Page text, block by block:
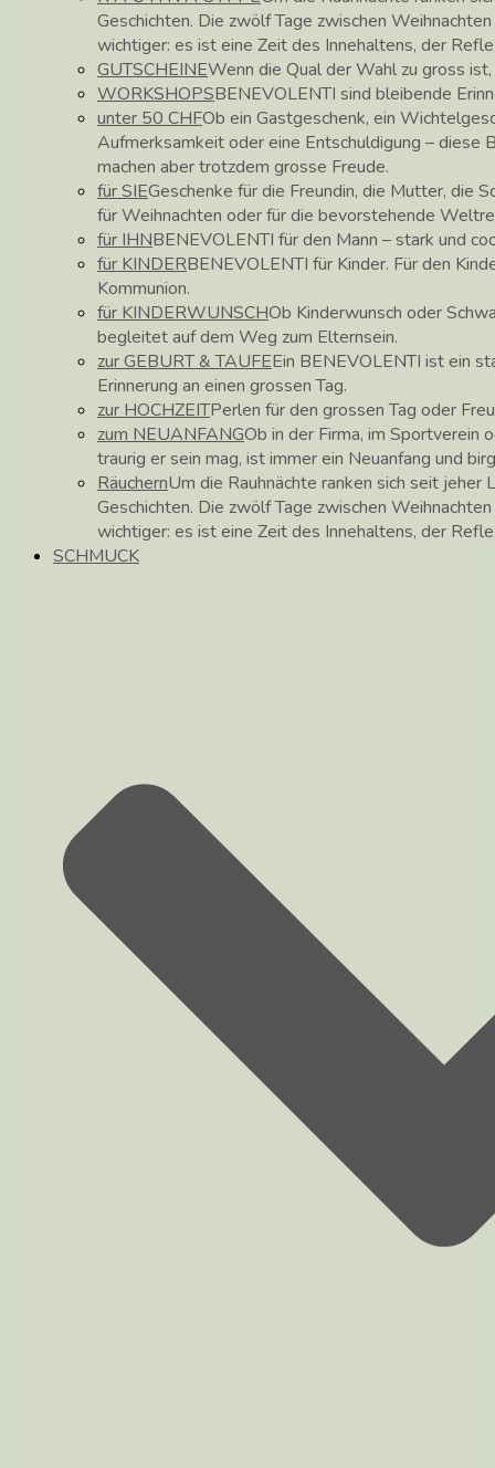
Geschichten. Die zwölf Tage zwischen
wichtiger: es ist eine Zeit des Innehaltens, der
GUTSCHEINEWenn die Qual der Wahl zu gross
WORKSHOPSBENEVOLENTI sind bleibende
unter 50 CHFOb ein Gastgeschenk, ein
Aufmerksamkeit oder eine Entschuldigung – diese
machen aber trotzdem grosse Freude.
für SIEGeschenke für die Freundin, die Mutter, die
für Weihnachten oder für die bevorstehende
für IHNBENEVOLENTI für den Mann – stark und
für KINDERBENEVOLENTI für Kinder. Für den
Kommunion.
für KINDERWUNSCHOb Kinderwunsch oder
begleitet auf dem Weg zum Elternsein.
zur GEBURT & TAUFEEin BENEVOLENTI ist ein
Erinnerung an einen grossen Tag.
zur HOCHZEITPerlen für den grossen Tag oder
zum NEUANFANGOb in der Firma, im Sportverein
traurig er sein mag, ist immer ein Neuanfang und
RäuchernUm die Rauhnächte ranken sich seit jeher
Geschichten. Die zwölf Tage zwischen
wichtiger: es ist eine Zeit des Innehaltens, der
SCHMUCK